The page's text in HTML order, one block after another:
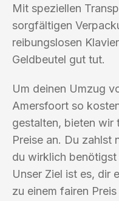
Mit speziellen
sorgfältigen
reibungslosen
Geldbeutel gut tut.
Um deinen Umzug
Amersfoort so
gestalten, bieten wir
Preise an. Du zahlst
du wirklich benötigst
Unser Ziel ist es, dir
zu einem fairen